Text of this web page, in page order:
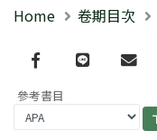
Home 卷期目次
Facebook
line email
參考書目